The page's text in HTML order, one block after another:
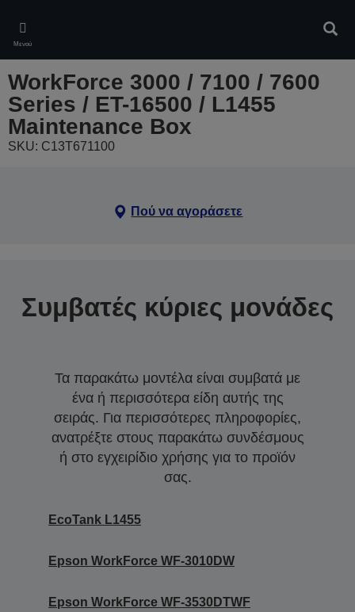
main
content
Μενού
WorkForce 3000 / 7100 / 7600
Series / ET-16500 / L1455
Maintenance Box
SKU: C13T671100
Πού να αγοράσετε
Συμβατές κύριες μονάδες
Τα παρακάτω μοντέλα είναι συμβατά με
ένα ή περισσότερα είδη αυτής της
σειράς. Για περισσότερες πληροφορίες,
ανατρέξτε στους παρακάτω συνδέσμους
ή στο εγχειρίδιο χρήσης για το προϊόν
σας.
EcoTank L1455
Epson WorkForce WF-3010DW
Epson WorkForce WF-3530DTWF